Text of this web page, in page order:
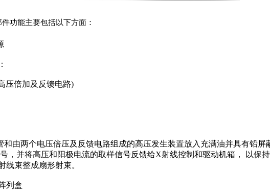
功能主要包括以下方面：
压倍加及反馈电路)
和由两个电压倍压及反馈电路组成的高压发生装置放入充满油并具有铅屏
，并将高压和阳极电流的取样信号反馈给X射线控制和驱动机箱， 以保
线束整成扇形射束。
列盒